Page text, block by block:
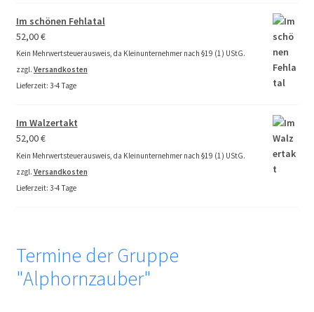
Im schönen Fehlatal
52,00€
Kein Mehrwertsteuerausweis, da Kleinunternehmer nach §19 (1) UStG.
zzgl. Versandkosten
Lieferzeit: 3-4 Tage
Im Walzertakt
52,00€
Kein Mehrwertsteuerausweis, da Kleinunternehmer nach §19 (1) UStG.
zzgl. Versandkosten
Lieferzeit: 3-4 Tage
Termine der Gruppe
"Alphornzauber"